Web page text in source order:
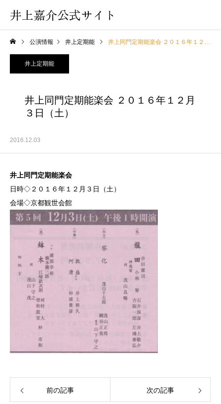
井上嘉介公式サイト
公演情報 井上定期能 井上同門定期能楽会 ２０１６年１２月３日（土）
井上定期能
井上同門定期能楽会 ２０１６年１２月
３日（土）
2016.12.03
井上同門定期能楽会
日時◇２０１６年１２月３日（土）
会場◇京都観世会館
前の記事 次の記事